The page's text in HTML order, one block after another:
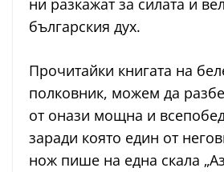
ни разкажат за силата и
българския дух.
Прочитайки книгата на
полковник, можем да
от онази мощна и
заради която един от
нож пише на една скала